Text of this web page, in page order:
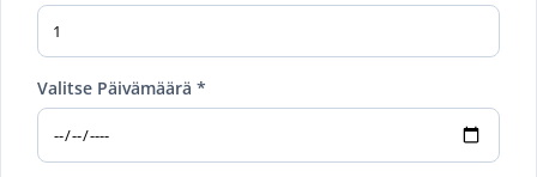
Valitse Päivämäärä *